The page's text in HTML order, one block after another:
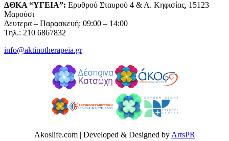
ΔΘΚΑ “ΥΓΕΙΑ”: Ερυθρού Σταυρού 4 & Λ. Κηφισίας, 15123
Μαρούσι
Δευτερα – Παρασκευή: 09:00 – 14:00
Τηλ.: 210 6867832
info@aktinotherapeia.gr
Akoslife.com | Developed & Designed by ArtsPR